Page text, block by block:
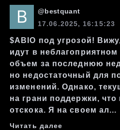
@bestquant
17.06.2025, 16:15:23
$ABIO под угрозой!
идут в
объем за последнюю
но недостаточный для
изменений. Однако,
на грани поддержки, что
отскока. Я на своем ал...
Читать далее